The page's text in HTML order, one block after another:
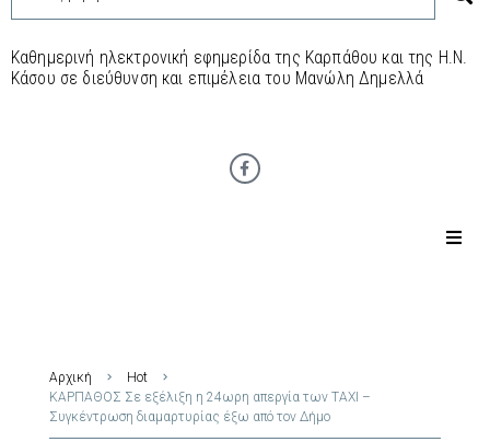
Καθημερινή ηλεκτρονική εφημερίδα της Καρπάθου και της Η.Ν.
Κάσου σε διεύθυνση και επιμέλεια του Μανώλη Δημελλά
Αρχική
Hot
ΚΑΡΠΑΘΟΣ Σε εξέλιξη η 24ωρη απεργία των ΤΑΧΙ –
Συγκέντρωση διαμαρτυρίας έξω από τον Δήμο